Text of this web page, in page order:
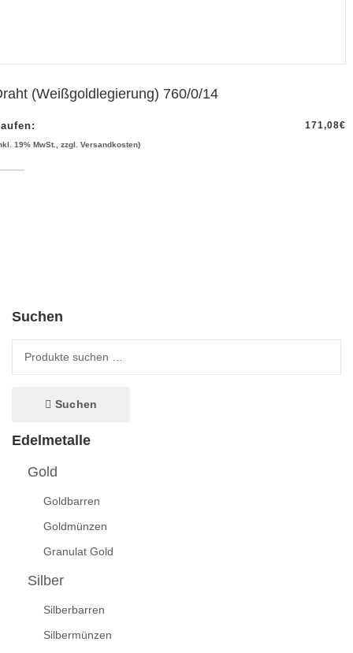
(Weißgoldlegierung) 760/0/14
171,08€
19% MwSt., zzgl. Versandkosten)
Suchen
Suchen
Edelmetalle
Gold
Goldbarren
Goldmünzen
Granulat Gold
Silber
Silberbarren
Silbermünzen